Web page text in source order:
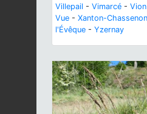
Villepail - Vimarcé - Vion
Vue - Xanton-Chassenon
l'Évêque - Yzernay